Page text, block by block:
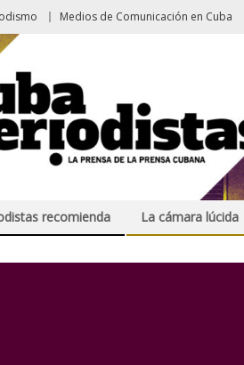
Medios de Comunicación en Cuba
recomienda La cámara lúcida